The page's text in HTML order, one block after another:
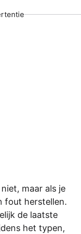
maar als je
fout herstellen.
de laatste
het typen,